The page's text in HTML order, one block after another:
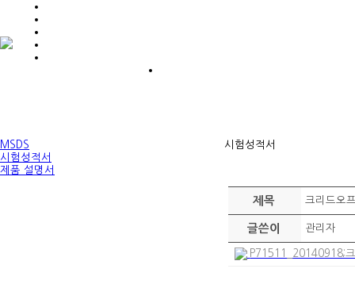
MSDS
시험성적서
제품 설명서
시험성적서
제목 크리드오
글쓴이 관리자
P71511_20140918;